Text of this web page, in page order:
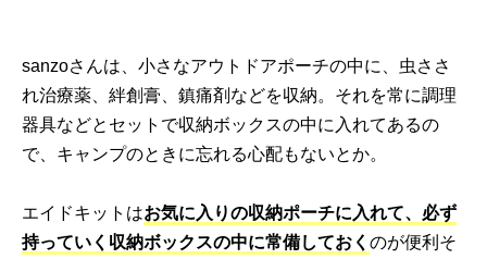
sanzoさんは、小さなアウトドアポーチの中に、虫ささ
れ治療薬、絆創膏、鎮痛剤などを収納。それを常に調理
器具などとセットで収納ボックスの中に入れてあるの
で、キャンプのときに忘れる心配もないとか。
エイドキットはお気に入りの収納ポーチに入れて、必ず
持っていく収納ボックスの中に常備しておく のが便利そ